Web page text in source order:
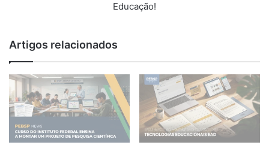
Educação!
Artigos relacionados